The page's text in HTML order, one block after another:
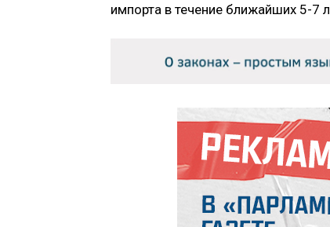
импорта в течение ближайших 5-7